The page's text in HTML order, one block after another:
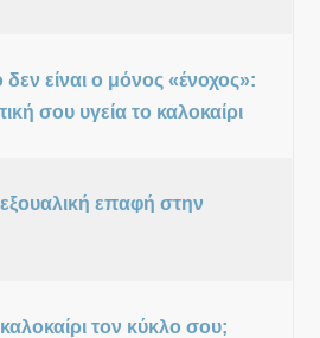
είναι ο μόνος «ένοχος»:
σου υγεία το καλοκαίρι
επαφή στην
τον κύκλο σου;